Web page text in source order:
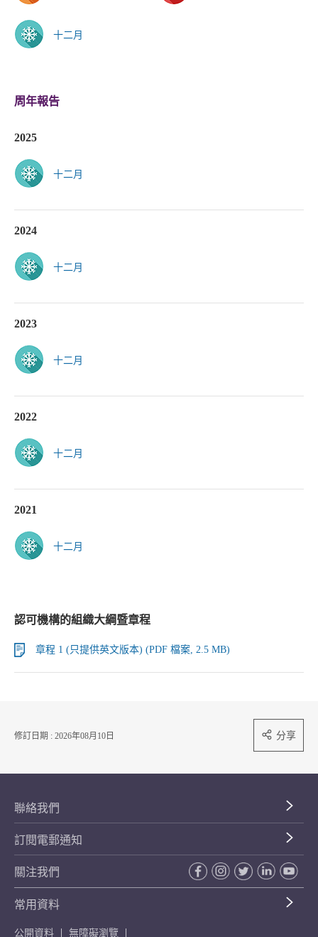
十二月
周年報告
2025
十二月
2024
十二月
2023
十二月
2022
十二月
2021
十二月
認可機構的組織大綱暨章程
章程 1 (只提供英文版本) (PDF 檔案, 2.5 MB)
修訂日期 : 2026年08月10日 分享
聯絡我們
訂閱電郵通知
關注我們
常用資料
公開資料 無障礙瀏覽